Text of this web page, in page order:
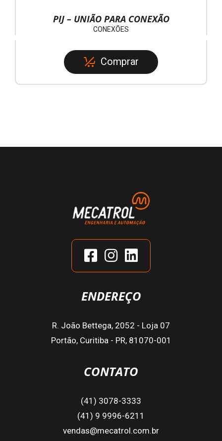
PIJ – UNIÃO PARA CONEXÃO
CONEXÕES
Comprar
ENDEREÇO
R. João Bettega, 2052 - Loja 07
Portão, Curitiba - PR, 81070-001
CONTATO
(41) 3078-3333
(41) 9 9996-6211
vendas@mecatrol.com.br